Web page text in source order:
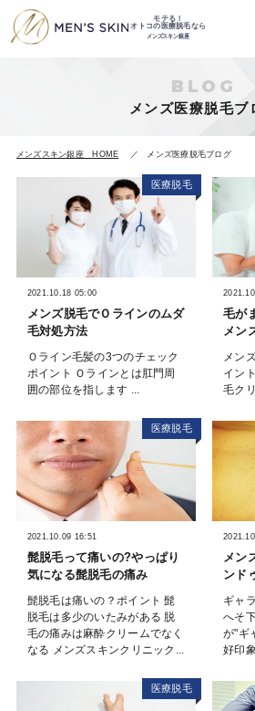
モテる！
オトコの医療脱毛なら
メンズスキン銀座
BLOG
メンズ医療脱毛ブ
メンズスキン銀座 HOME メンズ医療脱毛ブログ
医療脱毛
2021.10.18 05:00
メンズ脱毛でＯラインのムダ
毛対処方法
Ｏライン毛髪の3つのチェック
ポイント Ｏラインとは肛門周
囲の部位を指します ...
毛が
メン
メン
イン
毛ク
医療脱毛
2021.10.09 16:51
髭脱毛って痛いの?やっぱり
気になる髭脱毛の痛み
髭脱毛は痛いの？ポイント 髭
脱毛は多少のいたみがある 脱
毛の痛みは麻酔クリームでなく
なる メンズスキンクリニック...
メン
ンド
ギャ
へそ
が"ギ
好印
医療脱毛